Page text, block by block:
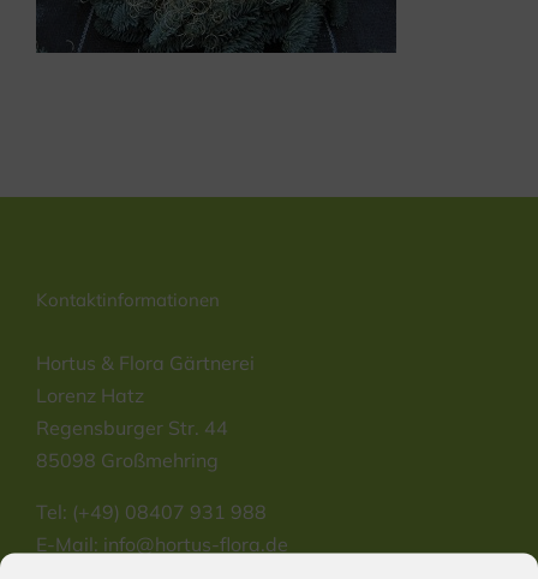
Kontaktinformationen
Hortus & Flora Gärtnerei
Lorenz Hatz
Regensburger Str. 44
85098 Großmehring
Tel: (+49) 08407 931 988
E-Mail: info@hortus-flora.de